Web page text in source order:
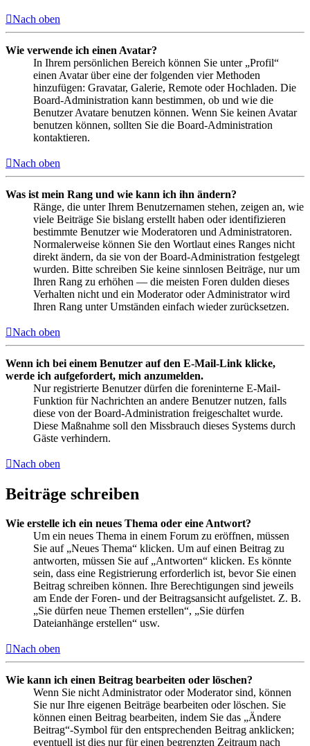
Nach oben
Wie verwende ich einen Avatar?
In Ihrem persönlichen Bereich können Sie unter „Profil“
einen Avatar über eine der folgenden vier Methoden
hinzufügen: Gravatar, Galerie, Remote oder Hochladen. Die
Board-Administration kann bestimmen, ob und wie die
Benutzer Avatare benutzen können. Wenn Sie keinen Avatar
benutzen können, sollten Sie die Board-Administration
kontaktieren.
Nach oben
Was ist mein Rang und wie kann ich ihn ändern?
Ränge, die unter Ihrem Benutzernamen stehen, zeigen an, wie
viele Beiträge Sie bislang erstellt haben oder identifizieren
bestimmte Benutzer wie Moderatoren und Administratoren.
Normalerweise können Sie den Wortlaut eines Ranges nicht
direkt ändern, da sie von der Board-Administration festgelegt
wurden. Bitte schreiben Sie keine sinnlosen Beiträge, nur um
Ihren Rang zu erhöhen — die meisten Foren dulden dieses
Verhalten nicht und ein Moderator oder Administrator wird
Ihren Rang unter Umständen einfach wieder zurücksetzen.
Nach oben
Wenn ich bei einem Benutzer auf den E-Mail-Link klicke,
werde ich aufgefordert, mich anzumelden.
Nur registrierte Benutzer dürfen die foreninterne E-Mail-
Funktion für Nachrichten an andere Benutzer nutzen, falls
diese von der Board-Administration freigeschaltet wurde.
Diese Maßnahme soll den Missbrauch dieses Systems durch
Gäste verhindern.
Nach oben
Beiträge schreiben
Wie erstelle ich ein neues Thema oder eine Antwort?
Um ein neues Thema in einem Forum zu eröffnen, müssen
Sie auf „Neues Thema“ klicken. Um auf einen Beitrag zu
antworten, müssen Sie auf „Antworten“ klicken. Es könnte
sein, dass eine Registrierung erforderlich ist, bevor Sie einen
Beitrag schreiben können. Ihre Berechtigungen sind jeweils
am Ende der Foren- und der Beitragsansicht aufgelistet. Z. B.
„Sie dürfen neue Themen erstellen“, „Sie dürfen
Dateianhänge erstellen“ usw.
Nach oben
Wie kann ich einen Beitrag bearbeiten oder löschen?
Wenn Sie nicht Administrator oder Moderator sind, können
Sie nur Ihre eigenen Beiträge bearbeiten oder löschen. Sie
können einen Beitrag bearbeiten, indem Sie das „Ändere
Beitrag“-Symbol für den entsprechenden Beitrag anklicken;
eventuell ist dies nur für einen begrenzten Zeitraum nach